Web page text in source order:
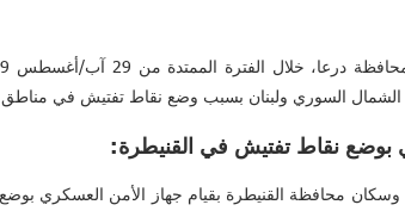
الشمال السوري ولبنان بسبب وضع نقاط تفتيش في
2019، تفاجأ أهالي وسكان محافظة القنيطرة بقيام جهاز الأمن